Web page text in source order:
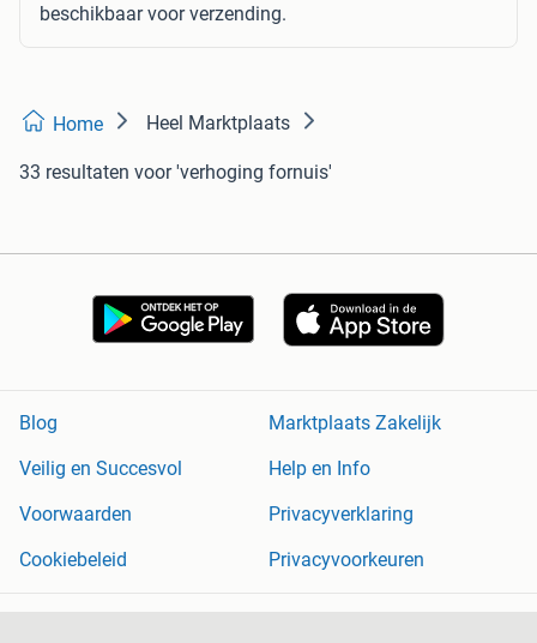
beschikbaar voor verzending.
Home Heel Marktplaats
33 resultaten voor 'verhoging fornuis'
Blog
Marktplaats Zakelijk
Veilig en Succesvol
Help en Info
Voorwaarden
Privacyverklaring
Cookiebeleid
Privacyvoorkeuren